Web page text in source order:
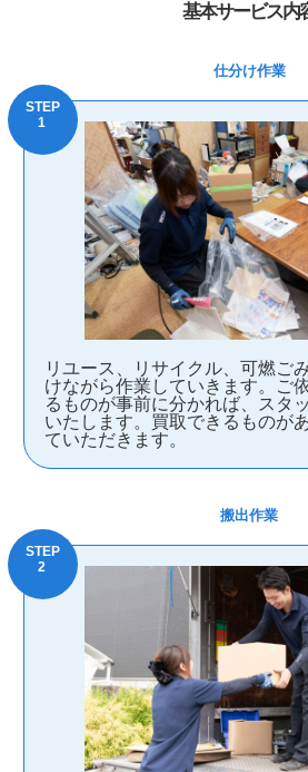
基本サービス内
仕分け作業
リユース、リサイクル、可燃ご
けながら作業していきます。ご
るものが事前に分かれば、スタ
いたします。買取できるものが
ていただきます。
搬出作業